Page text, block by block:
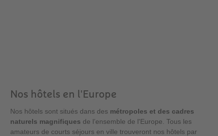
Nos hôtels en l'Europe
Nos hôtels sont situés dans des métropoles et des cadres
naturels magnifiques de l’ensemble de l'Europe. Tous les
amateurs de courts séjours en ville trouveront nos hôtels par